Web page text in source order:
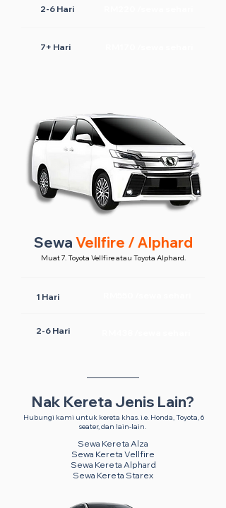
2-6 Hari
7+ Hari
Sewa Vellfire / Alphard
Muat 7. Toyota Vellfire atau Toyota Alphard.
1 Hari
2-6 Hari
Nak Kereta Jenis Lain?
Hubungi kami untuk kereta khas. i.e. Honda, Toyota, 6
seater, dan lain-lain.
Sewa Kereta Alza
Sewa Kereta Vellfire
Sewa Kereta Alphard
Sewa Kereta Starex